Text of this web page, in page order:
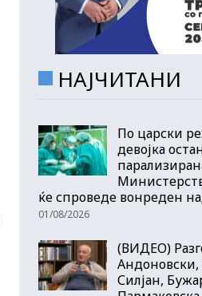
НАЈЧИТАНИ
По царски
девојка
ќе спроведе вонреден
01/08/2026
(ВИДЕО)
Андоновски,
Силјан,